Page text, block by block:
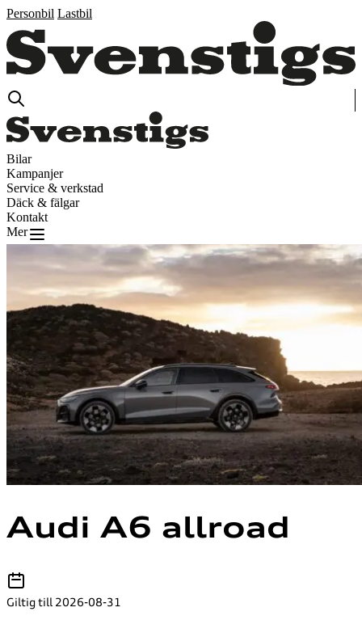
Personbil Lastbil
Bilar
Kampanjer
Service & verkstad
Däck & fälgar
Kontakt
Mer
Audi A6 allroad
Giltig till 2026-08-31